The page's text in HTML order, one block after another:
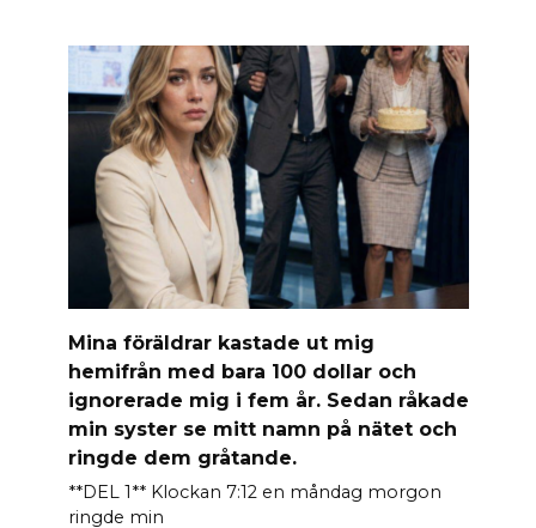
Mina föräldrar kastade ut mig
hemifrån med bara 100 dollar och
ignorerade mig i fem år. Sedan råkade
min syster se mitt namn på nätet och
ringde dem gråtande.
**DEL 1** Klockan 7:12 en måndag morgon
ringde min